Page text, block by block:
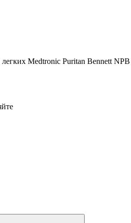
Medtronic Puritan Bennett